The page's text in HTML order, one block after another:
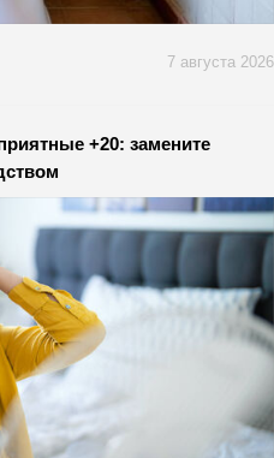
7 августа 2026
+20: замените